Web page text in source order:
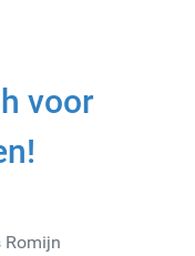
voor
Romijn